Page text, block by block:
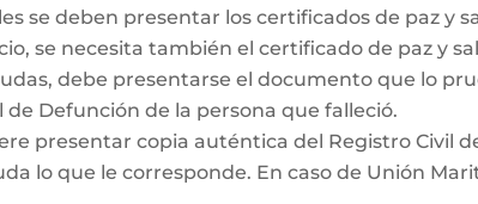
se deben presentar los certificados de paz y
se necesita también el certificado de paz y
debe presentarse el documento que lo
Defunción de la persona que falleció.
presentar copia auténtica del Registro Civil
lo que le corresponde. En caso de Unión